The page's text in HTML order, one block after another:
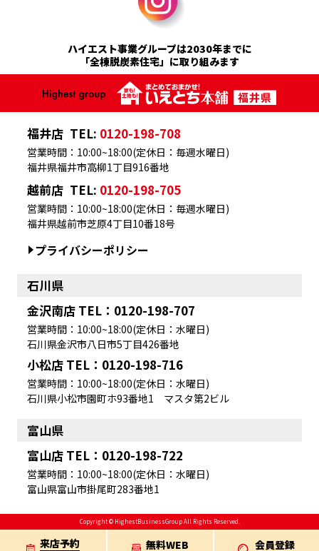
ハイエスト事業グループは2030年までに
「全棟脱炭素住宅」に取り組みます
福井店 TEL: 0120-198-708
福井県福井市高柳1丁目916番地
営業時間：10:00~18:00(定休日：毎週水曜日)
越前店 TEL: 0120-198-705
福井県越前市芝原4丁目10番18号
営業時間：10:00~18:00(定休日：毎週水曜日)
プライバシーポリシー
石川県
金沢南店 TEL：0120-198-707
営業時間：10:00~18:00(定休日：水曜日)
石川県金沢市八日市5丁目426番地
小松店 TEL：0120-198-716
営業時間：10:00~18:00(定休日：水曜日)
石川県小松市園町ホ93番地1 マスタ第2ビル
富山県
富山店 TEL：0120-198-722
営業時間：10:00~18:00(定休日：水曜日)
富山県富山市掛尾町283番地1
Copyright © HighestBusinessGroup All Rights Reserved.
来店予約
無料WEB
会員登録